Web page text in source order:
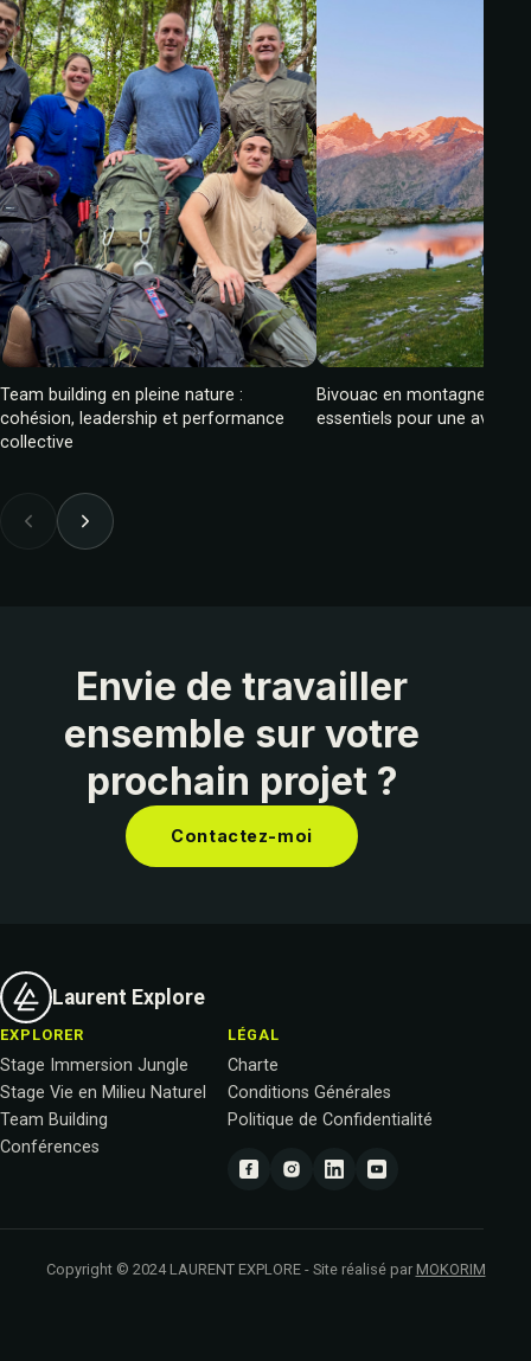
Team building en pleine nature :
cohésion, leadership et performance
collective
Bivouac en montagne :
essentiels pour une
Envie de travailler
ensemble sur votre
prochain projet ?
Contactez-moi
Laurent Explore
EXPLORER
Stage Immersion Jungle
Stage Vie en Milieu Naturel
Team Building
Conférences
LÉGAL
Charte
Conditions Générales
Politique de Confidentialité
Copyright © 2024 LAURENT EXPLORE - Site réalisé par MOKORIM